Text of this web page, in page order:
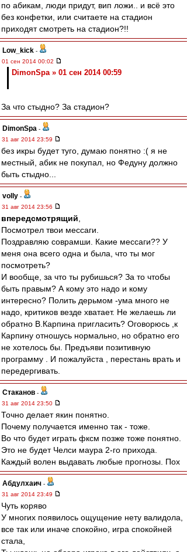
по абикам, люди придут, вип ложи.. и всё это
без конфетки, или считаете на стадион
приходят смотреть на стадион?!!
Low_kick -
01 сен 2014 00:02
DimonSpa » 01 сен 2014 00:59
За что стыдно? За стадион?
DimonSpa -
31 авг 2014 23:59
без икры будет туго, думаю понятно :( я не
местный, абик не покупал, но Федуну должно
быть стыдно...
volly -
31 авг 2014 23:56
впередсмотрящий
Посмотрел твои мессаги.
Поздравляю соврамши. Какие мессаги?? У
меня она всего одна и была, что ты мог
посмотреть?
И вообще, за что ты рубишься? За то чтобы
быть правым? А кому это надо и кому
интересно? Полить дерьмом -ума много не
надо, критиков везде хватает. Не желаешь ли
обратно В.Карпина пригласить? Оговорюсь ,к
Карпину отношусь нормально, но обратно его
не хотелось бы. Предъяви позитивную
программу . И пожалуйста , перестань врать и
передергивать.
Cтаканов -
31 авг 2014 23:50
Точно делает якин понятно.
Почему получается именно так - тоже.
Во что будет играть фксм позже тоже понятно.
Это не будет Челси маура 2-го прихода.
Каждый волен выдавать любые прогнозы. Пох
Абдулхаич -
31 авг 2014 23:49
Чуть коряво
У многих появилось ощущение нету валидола,
все так или иначе спокойно, игра спокойней
стала,